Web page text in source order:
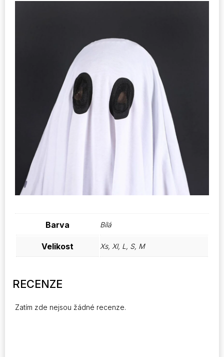
Barva Bílá
Velikost Xs, Xl, L, S, M
RECENZE
Zatím zde nejsou žádné recenze.